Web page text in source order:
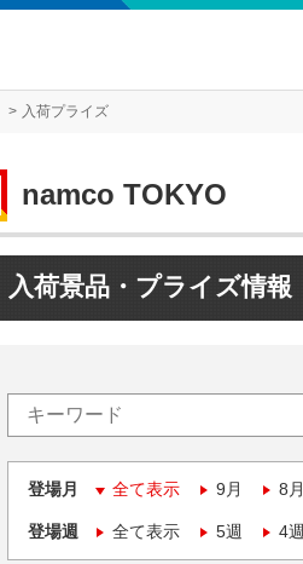
入荷プライズ
namco TOKYO
入荷景品・プライズ情報
登場月 全て表示 9月 8月
登場週 全て表示 5週 4週